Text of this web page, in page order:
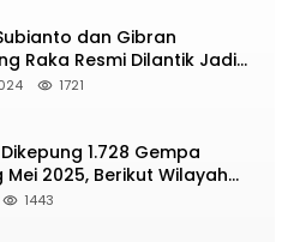
dan Gibran
Raka Resmi Dilantik Jadi
Wapres RI
1721
1.728 Gempa
Mei 2025, Berikut Wilayah
Diguncang!
1443